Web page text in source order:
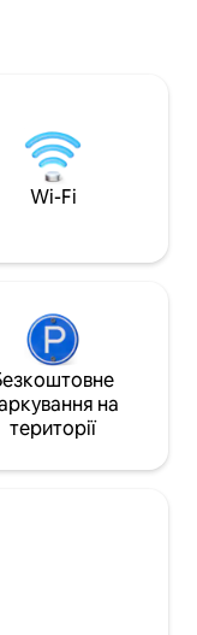
комфортного
Wi-Fi
на
території